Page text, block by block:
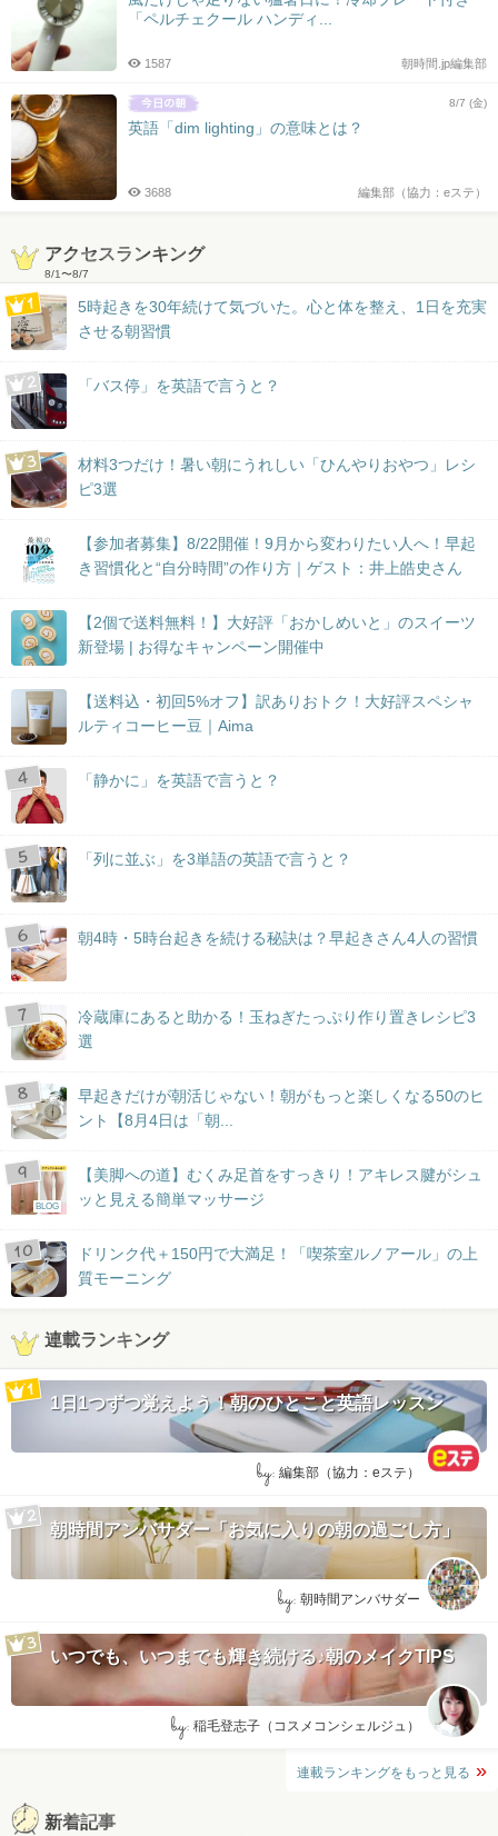
「ペルチェクール ハンディ...
朝時間.jp編集部
1587
8/7 (金)
英語「dim lighting」の意味とは？
編集部（協力：eステ）
3688
アクセスランキング
8/1〜8/7
5時起きを30年続けて気づいた。心と体を整え、1日を充実
させる朝習慣
「バス停」を英語で言うと？
材料3つだけ！暑い朝にうれしい「ひんやりおやつ」レシ
ピ3選
【参加者募集】8/22開催！9月から変わりたい人へ！早起
き習慣化と“自分時間”の作り方｜ゲスト：井上皓史さん
【2個で送料無料！】大好評「おかしめいと」のスイーツ
新登場 | お得なキャンペーン開催中
【送料込・初回5%オフ】訳ありおトク！大好評スペシャ
ルティコーヒー豆｜Aima
「静かに」を英語で言うと？
「列に並ぶ」を3単語の英語で言うと？
朝4時・5時台起きを続ける秘訣は？早起きさん4人の習慣
冷蔵庫にあると助かる！玉ねぎたっぷり作り置きレシピ3
選
早起きだけが朝活じゃない！朝がもっと楽しくなる50のヒ
ント【8月4日は「朝...
BLOG
【美脚への道】むくみ足首をすっきり！アキレス腱がシュ
ッと見える簡単マッサージ
ドリンク代＋150円で大満足！「喫茶室ルノアール」の上
質モーニング
連載ランキング
1日1つずつ覚えよう！朝のひとこと英語レッスン
by: 編集部（協力：eステ）
朝時間アンバサダー「お気に入りの朝の過ごし方」
by: 朝時間アンバサダー
いつでも、いつまでも輝き続ける♪朝のメイクTIPS
by: 稲毛登志子（コスメコンシェルジュ）
連載ランキングをもっと見る
新着記事